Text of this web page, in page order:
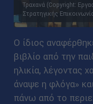
Τραχανά (Copyright:
Στρατηγικής
Ο ίδιος
βιβλίο από την
ηλικία, λέγοντας
άναψε η φλόγα»
πάνω από το